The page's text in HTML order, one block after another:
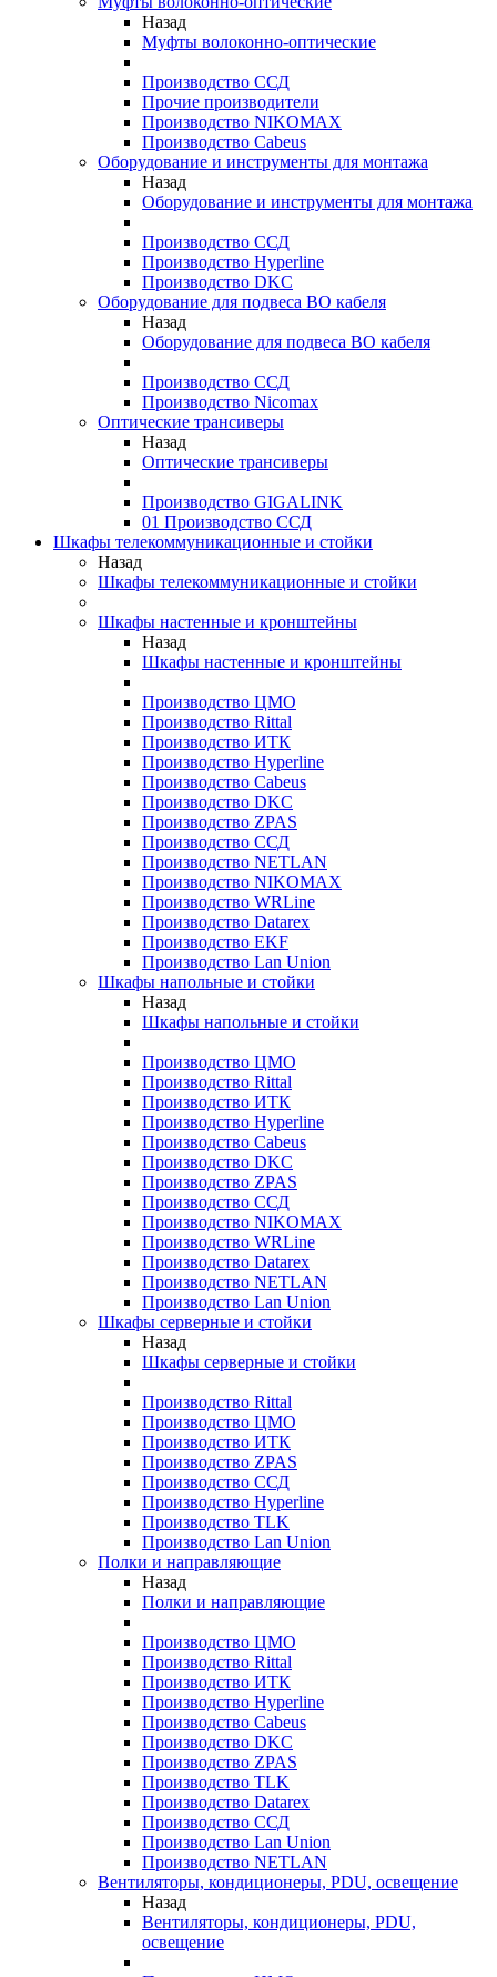
Назад
Муфты волоконно-оптические
Производство ССД
Прочие производители
Производство NIKOMAX
Производство Cabeus
Оборудование и инструменты для монтажа
Назад
Оборудование и инструменты для монтажа
Производство ССД
Производство Hyperline
Производство DKC
Оборудование для подвеса ВО кабеля
Назад
Оборудование для подвеса ВО кабеля
Производство ССД
Производство Nicomax
Оптические трансиверы
Назад
Оптические трансиверы
Производство GIGALINK
01 Производство ССД
Шкафы телекоммуникационные и стойки
Назад
Шкафы телекоммуникационные и стойки
Шкафы настенные и кронштейны
Назад
Шкафы настенные и кронштейны
Производство ЦМО
Производство Rittal
Производство ИТК
Производство Hyperline
Производство Cabeus
Производство DKC
Производство ZPAS
Производство ССД
Производство NETLAN
Производство NIKOMAX
Производство WRLine
Производство Datarex
Производство EKF
Производство Lan Union
Шкафы напольные и стойки
Назад
Шкафы напольные и стойки
Производство ЦМО
Производство Rittal
Производство ИТК
Производство Hyperline
Производство Cabeus
Производство DKC
Производство ZPAS
Производство ССД
Производство NIKOMAX
Производство WRLine
Производство Datarex
Производство NETLAN
Производство Lan Union
Шкафы серверные и стойки
Назад
Шкафы серверные и стойки
Производство Rittal
Производство ЦМО
Производство ИТК
Производство ZPAS
Производство ССД
Производство Hyperline
Производство TLK
Производство Lan Union
Полки и направляющие
Назад
Полки и направляющие
Производство ЦМО
Производство Rittal
Производство ИТК
Производство Hyperline
Производство Cabeus
Производство DKC
Производство ZPAS
Производство TLK
Производство Datarex
Производство ССД
Производство Lan Union
Производство NETLAN
Вентиляторы, кондиционеры, PDU, освещение
Назад
Вентиляторы, кондиционеры, PDU,
освещение